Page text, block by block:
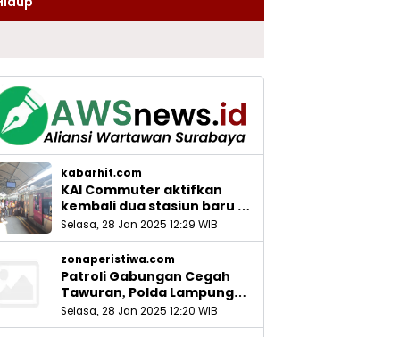
kabarhit.com
KAI Commuter aktifkan
kembali dua stasiun baru di
Sidoarjo_
Selasa, 28 Jan 2025 12:29 WIB
zonaperistiwa.com
Patroli Gabungan Cegah
Tawuran, Polda Lampung
Ingatkan Peran Orang Tua
Selasa, 28 Jan 2025 12:20 WIB